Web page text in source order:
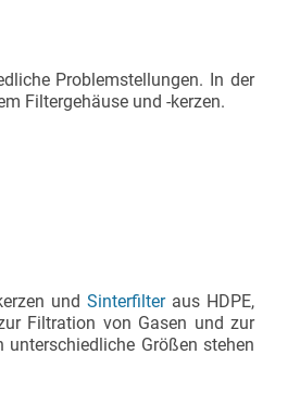
Problemstellungen. In der
Filtergehäuse und -kerzen.
und Sinterfilteraus HDPE,
Filtration von Gasen und zur
Größen stehen